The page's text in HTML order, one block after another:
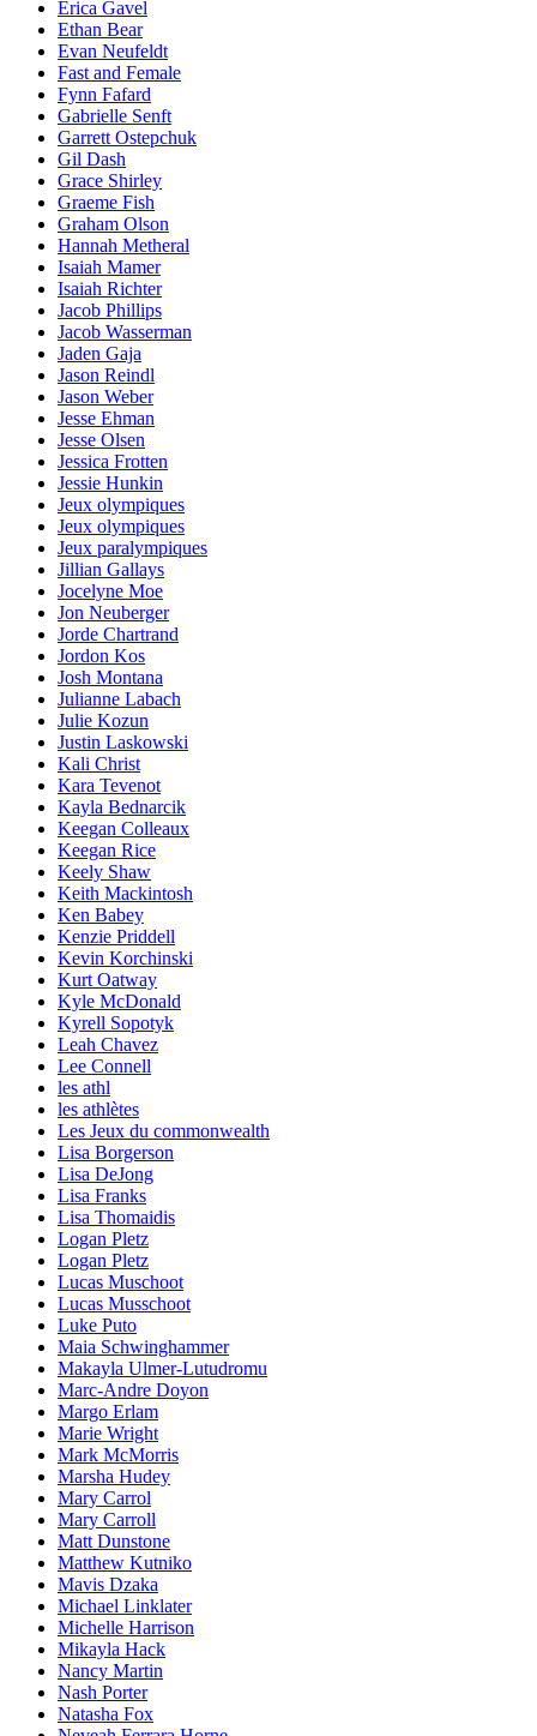
Erica Gavel
Ethan Bear
Evan Neufeldt
Fast and Female
Fynn Fafard
Gabrielle Senft
Garrett Ostepchuk
Gil Dash
Grace Shirley
Graeme Fish
Graham Olson
Hannah Metheral
Isaiah Mamer
Isaiah Richter
Jacob Phillips
Jacob Wasserman
Jaden Gaja
Jason Reindl
Jason Weber
Jesse Ehman
Jesse Olsen
Jessica Frotten
Jessie Hunkin
Jeux olympiques
Jeux olympiques
Jeux paralympiques
Jillian Gallays
Jocelyne Moe
Jon Neuberger
Jorde Chartrand
Jordon Kos
Josh Montana
Julianne Labach
Julie Kozun
Justin Laskowski
Kali Christ
Kara Tevenot
Kayla Bednarcik
Keegan Colleaux
Keegan Rice
Keely Shaw
Keith Mackintosh
Ken Babey
Kenzie Priddell
Kevin Korchinski
Kurt Oatway
Kyle McDonald
Kyrell Sopotyk
Leah Chavez
Lee Connell
les athl
les athlètes
Les Jeux du commonwealth
Lisa Borgerson
Lisa DeJong
Lisa Franks
Lisa Thomaidis
Logan Pletz
Logan Pletz
Lucas Muschoot
Lucas Musschoot
Luke Puto
Maia Schwinghammer
Makayla Ulmer-Lutudromu
Marc-Andre Doyon
Margo Erlam
Marie Wright
Mark McMorris
Marsha Hudey
Mary Carrol
Mary Carroll
Matt Dunstone
Matthew Kutniko
Mavis Dzaka
Michael Linklater
Michelle Harrison
Mikayla Hack
Nancy Martin
Nash Porter
Natasha Fox